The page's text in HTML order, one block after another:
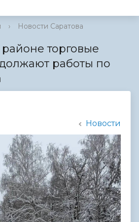
› Новости Саратова
торговые
работы по
Новости